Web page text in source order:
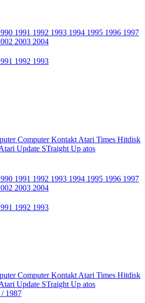
1991 1992 1993 1994 1995 1996 1997
2003 2004
1992 1993
Computer Kontakt Atari Times Hitdisk
Update STraight Up atos
1991 1992 1993 1994 1995 1996 1997
2003 2004
1992 1993
Computer Kontakt Atari Times Hitdisk
Update STraight Up atos
1987